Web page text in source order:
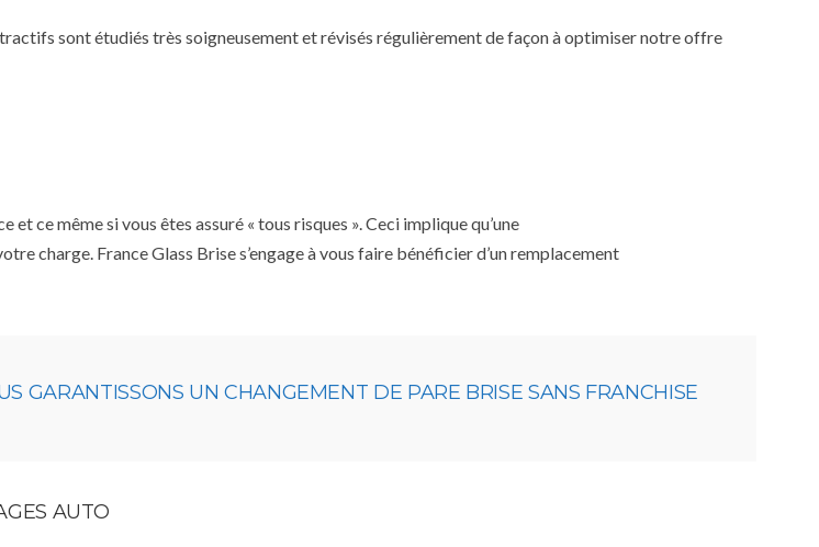
sont étudiés très soigneusement et révisés régulièrement de façon à optimiser notre offre
ce même si vous êtes assuré « tous risques ». Ceci implique qu’une
charge. France Glass Brise s’engage à vous faire bénéficier d’un remplacement
GARANTISSONS UN CHANGEMENT DE PARE BRISE SANS FRANCHISE
AUTO